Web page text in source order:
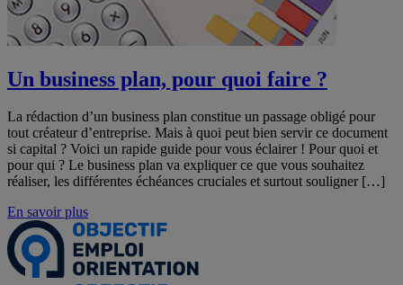
Un business plan, pour quoi faire ?
La rédaction d’un business plan constitue un passage obligé pour
tout créateur d’entreprise. Mais à quoi peut bien servir ce document
si capital ? Voici un rapide guide pour vous éclairer ! Pour quoi et
pour qui ? Le business plan va expliquer ce que vous souhaitez
réaliser, les différentes échéances cruciales et surtout souligner […]
En savoir plus